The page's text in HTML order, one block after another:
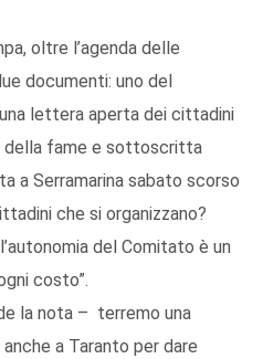
oltre l’agenda delle
documenti: uno del
lettera aperta dei cittadini
della fame e sottoscritta
a Serramarina sabato scorso
che si organizzano?
del Comitato è un
costo”.
la nota – terremo una
a Taranto per dare